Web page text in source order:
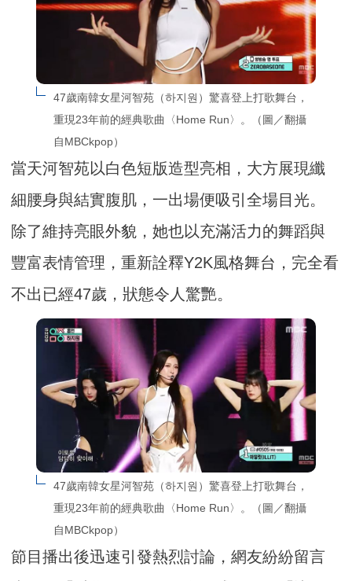
47歲南韓女星河智苑（하지원）驚喜登上打歌舞台，
重現23年前的經典歌曲〈Home Run〉。（圖／翻攝
自MBCkpop）
當天河智苑以白色短版造型亮相，大方展現纖
細腰身與結實腹肌，一出場便吸引全場目光。
除了維持亮眼外貌，她也以充滿活力的舞蹈與
豐富表情管理，重新詮釋Y2K風格舞台，完全看
不出已經47歲，狀態令人驚艷。
47歲南韓女星河智苑（하지원）驚喜登上打歌舞台，
重現23年前的經典歌曲〈Home Run〉。（圖／翻攝
自MBCkpop）
節目播出後迅速引發熱烈討論，網友紛紛留言